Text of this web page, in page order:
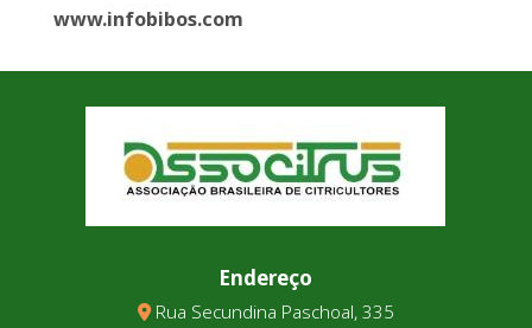
www.infobibos.com
Endereço
Rua Secundina Paschoal, 335